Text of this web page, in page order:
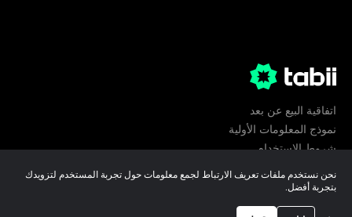
اتفاقية البيع عن بعد
نموذج المعلومات الأولية
شروط الإستخدام
تفضيلات ملفات تعريف الارتباط
نحن نستخدم ملفات تعريف الارتباط لجمع معلومات حول تجربة المستخدم لتزويدك
بتجربة أفضل.